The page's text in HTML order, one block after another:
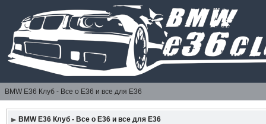
BMW E36 Клуб - Все о Е36 и все для Е36
BMW E36 Клуб - Все о Е36 и все для Е36